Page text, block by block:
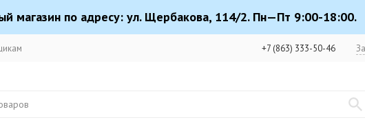
магазин по адресу: ул. Щербакова, 114/2. Пн—Пт 9:00-18:00.
+7 (863) 333-50-46